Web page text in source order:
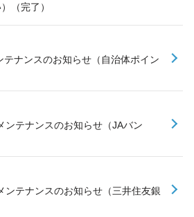
（完了）
ナンスのお知らせ（自治体ポイン
ンテナンスのお知らせ（JAバン
ンテナンスのお知らせ（三井住友銀